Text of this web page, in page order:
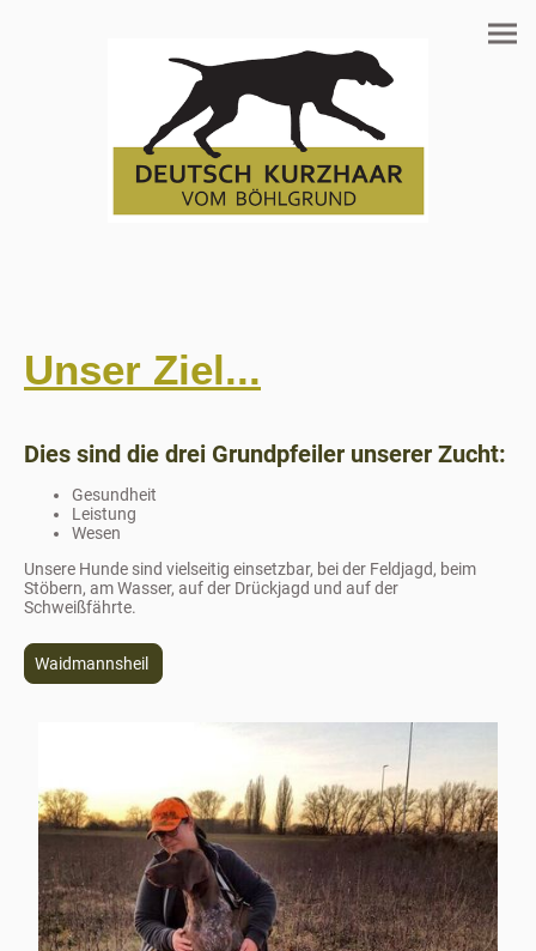
Unser Ziel...
Dies sind die drei Grundpfeiler unserer Zucht:
Gesundheit
Leistung
Wesen
Unsere Hunde sind vielseitig einsetzbar, bei der Feldjagd, beim
Stöbern, am Wasser, auf der Drückjagd und auf der
Schweißfährte.
Waidmannsheil